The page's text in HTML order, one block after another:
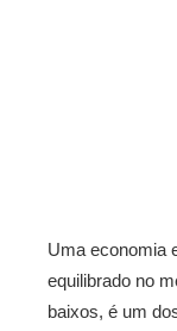
Uma economia
equilibrado no
baixos, é um